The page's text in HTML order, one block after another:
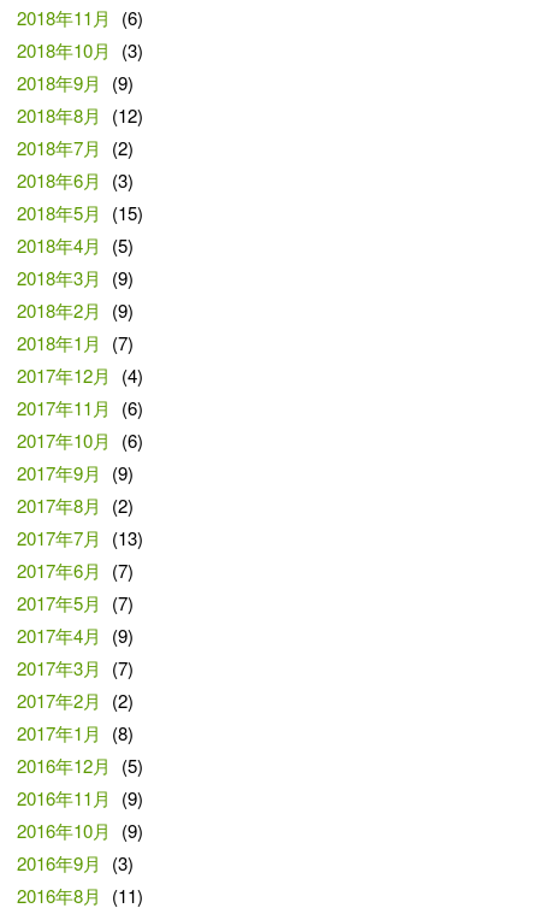
2018年11月
(6)
2018年10月
(3)
2018年9月
(9)
2018年8月
(12)
2018年7月
(2)
2018年6月
(3)
2018年5月
(15)
2018年4月
(5)
2018年3月
(9)
2018年2月
(9)
2018年1月
(7)
2017年12月
(4)
2017年11月
(6)
2017年10月
(6)
2017年9月
(9)
2017年8月
(2)
2017年7月
(13)
2017年6月
(7)
2017年5月
(7)
2017年4月
(9)
2017年3月
(7)
2017年2月
(2)
2017年1月
(8)
2016年12月
(5)
2016年11月
(9)
2016年10月
(9)
2016年9月
(3)
2016年8月
(11)